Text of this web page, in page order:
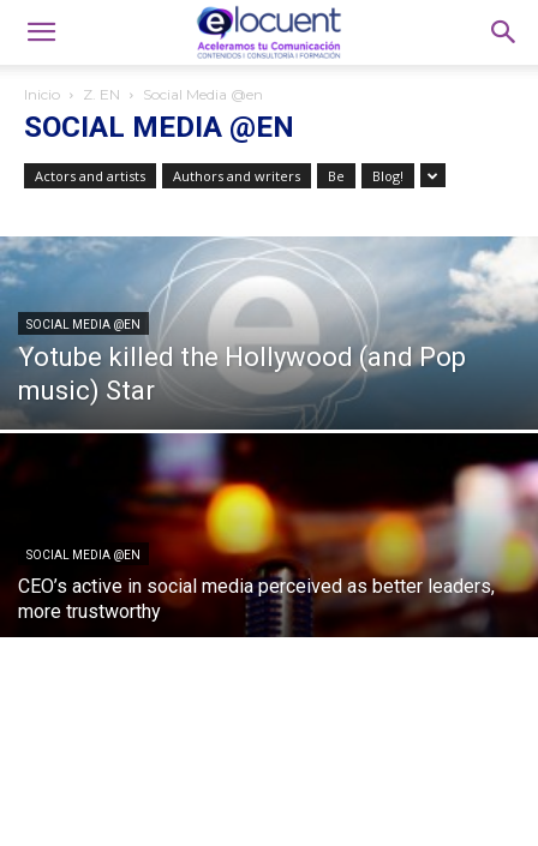
Inicio Z. EN Social Media @en
SOCIAL MEDIA @EN
Actors and artists Authors and writers Be Blog!
SOCIAL MEDIA @EN
Yotube killed the Hollywood (and Pop
music) Star
SOCIAL MEDIA @EN
CEO’s active in social media perceived as better leaders,
more trustworthy